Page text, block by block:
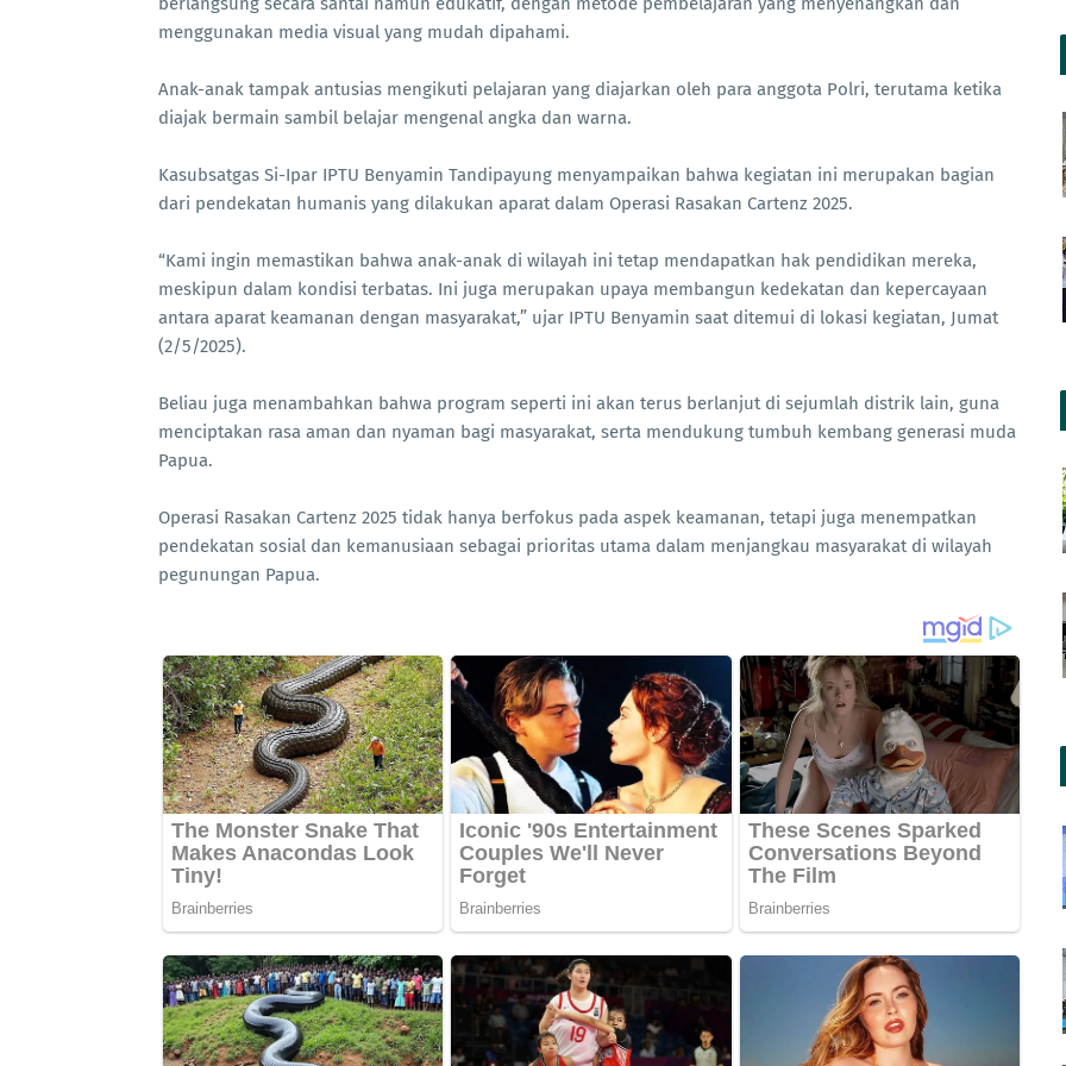
menggunakan media visual yang mudah dipahami.
Anak-anak tampak antusias mengikuti pelajaran yang diajarkan oleh para anggota Polri, terutama ketika
diajak bermain sambil belajar mengenal angka dan warna.
Kasubsatgas Si-Ipar IPTU Benyamin Tandipayung menyampaikan bahwa kegiatan ini merupakan bagian
dari pendekatan humanis yang dilakukan aparat dalam Operasi Rasakan Cartenz 2025.
“Kami ingin memastikan bahwa anak-anak di wilayah ini tetap mendapatkan hak pendidikan mereka,
meskipun dalam kondisi terbatas. Ini juga merupakan upaya membangun kedekatan dan kepercayaan
antara aparat keamanan dengan masyarakat,” ujar IPTU Benyamin saat ditemui di lokasi kegiatan, Jumat
(2/5/2025).
Beliau juga menambahkan bahwa program seperti ini akan terus berlanjut di sejumlah distrik lain, guna
menciptakan rasa aman dan nyaman bagi masyarakat, serta mendukung tumbuh kembang generasi muda
Papua.
Operasi Rasakan Cartenz 2025 tidak hanya berfokus pada aspek keamanan, tetapi juga menempatkan
pendekatan sosial dan kemanusiaan sebagai prioritas utama dalam menjangkau masyarakat di wilayah
pegunungan Papua.